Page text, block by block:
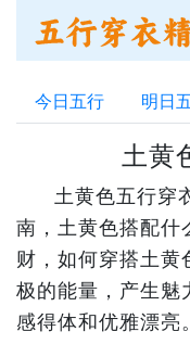
今日五行 明日
土黄
土黄色五行穿
南，土黄色搭配什
财，如何穿搭土黄
极的能量，产生魅
感得体和优雅漂亮。